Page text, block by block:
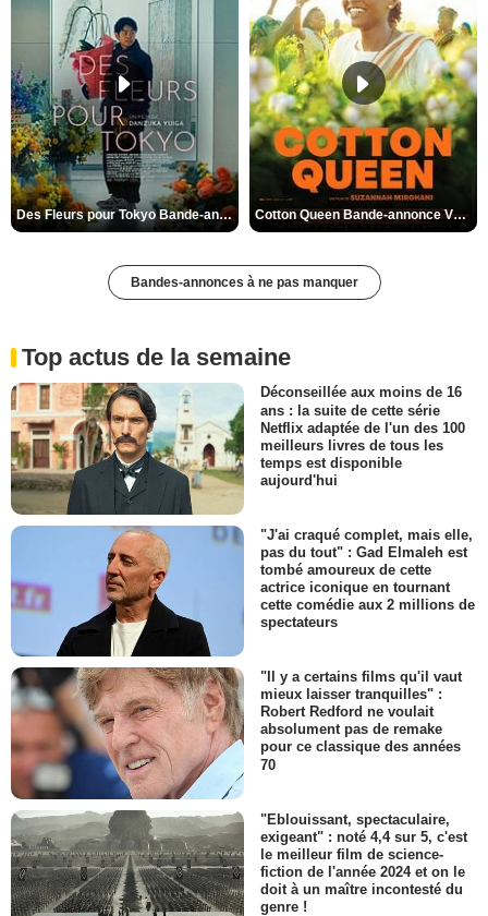
Des Fleurs pour Tokyo Bande-annonce VO STFR Cotton Queen Bande-annonce VO STFR
Bandes-annonces à ne pas manquer
Top actus de la semaine
Déconseillée aux moins de 16
ans : la suite de cette série
Netflix adaptée de l'un des 100
meilleurs livres de tous les
temps est disponible
aujourd'hui
"J'ai craqué complet, mais elle,
pas du tout" : Gad Elmaleh est
tombé amoureux de cette
actrice iconique en tournant
cette comédie aux 2 millions de
spectateurs
"Il y a certains films qu'il vaut
mieux laisser tranquilles" :
Robert Redford ne voulait
absolument pas de remake
pour ce classique des années
70
"Eblouissant, spectaculaire,
exigeant" : noté 4,4 sur 5, c'est
le meilleur film de science-
fiction de l'année 2024 et on le
doit à un maître incontesté du
genre !